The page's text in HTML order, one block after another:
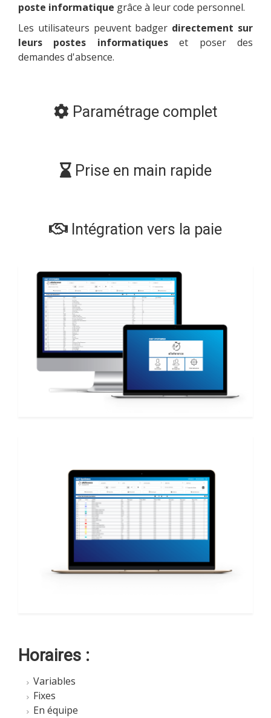
poste informatique grâce à leur code personnel.
Les utilisateurs peuvent badger directement sur
leurs postes informatiqueset poser des
demandes d'absence.
Paramétrage complet
Prise en main rapide
Intégration vers la paie
Horaires :
Variables
Fixes
En équipe